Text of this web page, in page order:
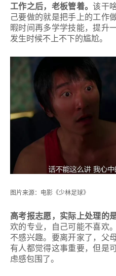
工作之后，老板管着。该干
己要做的就是把手上的工作
暇时间再多学学技能，提升
发生时候不上不下的尴尬。
图片来源： 电影《少林足球》
高考报志愿，实际上处理的
欢的专业，自己可能不喜欢。
不感兴趣。 要离开家了，父
有人都觉得这事重要，但是
虑感包围了。